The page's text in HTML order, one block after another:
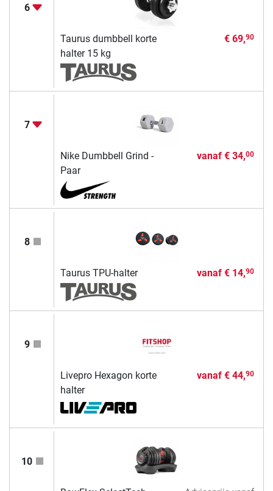
6
Taurus dumbbell korte
halter 15 kg
€ 69,90
7
Nike Dumbbell Grind -
Paar
vanaf € 34,00
8
Taurus TPU-halter vanaf € 14,90
9
Livepro Hexagon korte
halter
vanaf € 44,90
10